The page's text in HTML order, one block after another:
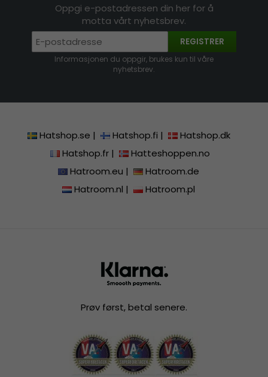
Oppgi e-postadressen din her for å
motta vårt nyhetsbrev.
REGISTRER
Informasjonen du oppgir, brukes kun til våre
nyhetsbrev.
Hatshop.se | Hatshop.fi |
Hatshop.dk
Hatshop.fr|
Hatteshoppen.no
Hatroom.eu |
Hatroom.de
Hatroom.nl | Hatroom.pl
Prøv først, betal senere.